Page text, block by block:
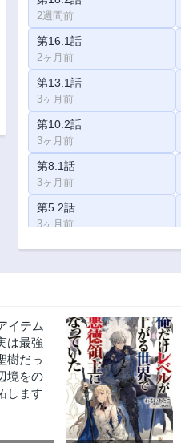
2週間前
第16.1話
2ヶ月前
第13.1話
3ヶ月前
第10.2話
3ヶ月前
第8.1話
3ヶ月前
第5.2話
3ヶ月前
第2.2話